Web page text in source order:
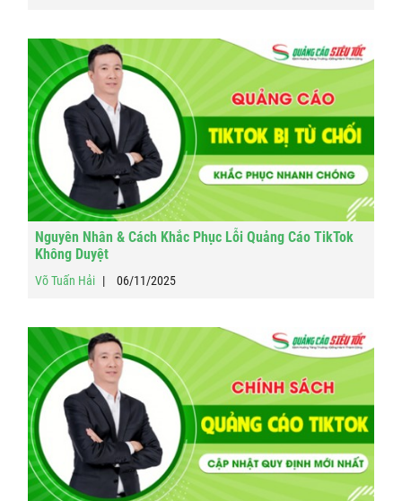
Nguyên Nhân & Cách Khắc Phục Lỗi Quảng Cáo TikTok
Không Duyệt
Võ Tuấn Hải 06/11/2025